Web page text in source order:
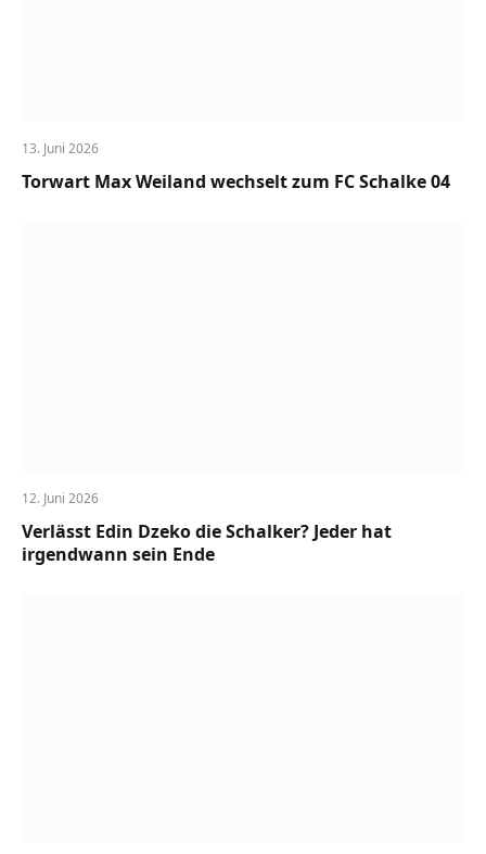
13. Juni 2026
Torwart Max Weiland wechselt zum FC Schalke 04
12. Juni 2026
Verlässt Edin Dzeko die Schalker? Jeder hat
irgendwann sein Ende